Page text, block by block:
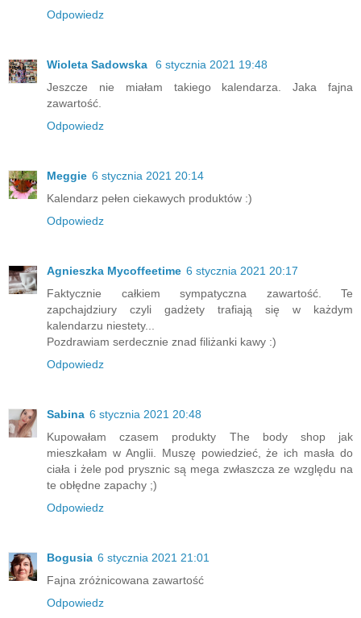
Odpowiedz
Wioleta Sadowska
6 stycznia 2021 19:48
Jeszcze nie miałam takiego kalendarza. Jaka fajna
zawartość.
Odpowiedz
Meggie 6 stycznia 2021 20:14
Kalendarz pełen ciekawych produktów :)
Odpowiedz
Agnieszka Mycoffeetime 6 stycznia 2021 20:17
Faktycznie całkiem sympatyczna zawartość. Te
zapchajdziury czyli gadżety trafiają się w każdym
kalendarzu niestety...
Pozdrawiam serdecznie znad filiżanki kawy :)
Odpowiedz
Sabina 6 stycznia 2021 20:48
Kupowałam czasem produkty The body shop jak
mieszkałam w Anglii. Muszę powiedzieć, że ich masła do
ciała i żele pod prysznic są mega zwłaszcza ze względu na
te obłędne zapachy ;)
Odpowiedz
Bogusia 6 stycznia 2021 21:01
Fajna zróżnicowana zawartość
Odpowiedz